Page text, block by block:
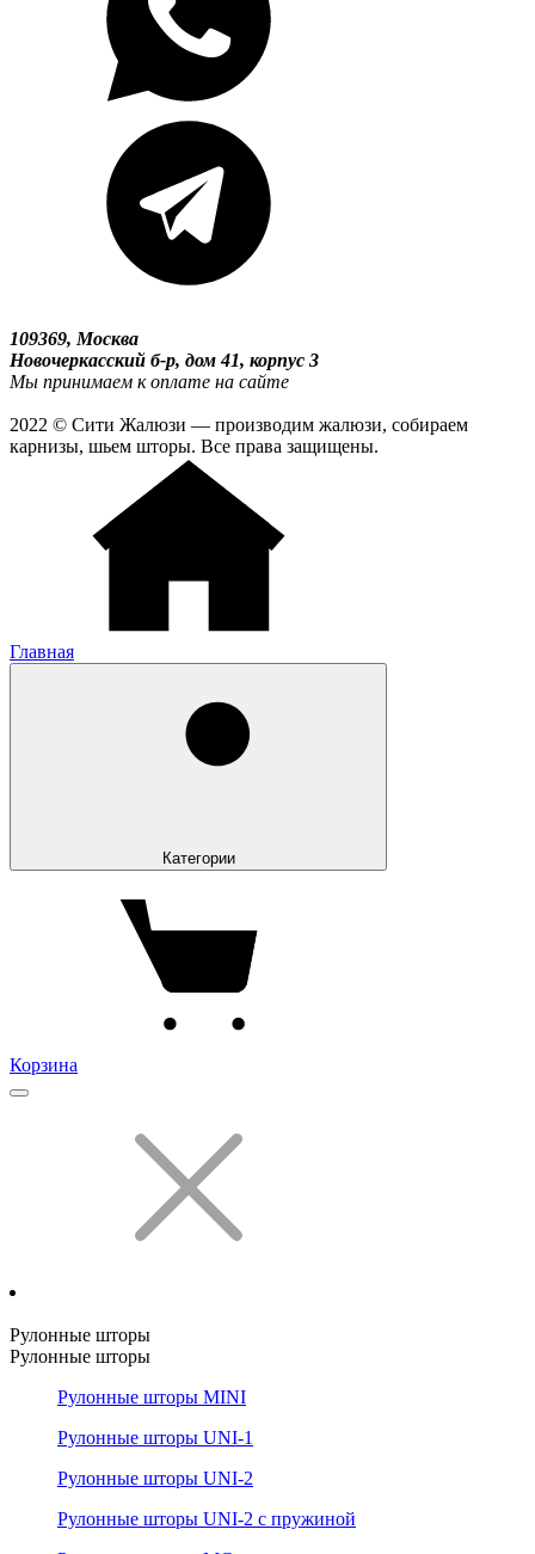
109369, Москва
Новочеркасский б-р, дом 41, корпус 3
Мы принимаем к оплате на сайте
2022 © Сити Жалюзи — производим жалюзи, собираем
карнизы, шьем шторы. Все права защищены.
Главная
Категории
Корзина
Рулонные шторы
Рулонные шторы
Рулонные шторы MINI
Рулонные шторы UNI-1
Рулонные шторы UNI-2
Рулонные шторы UNI-2 с пружиной